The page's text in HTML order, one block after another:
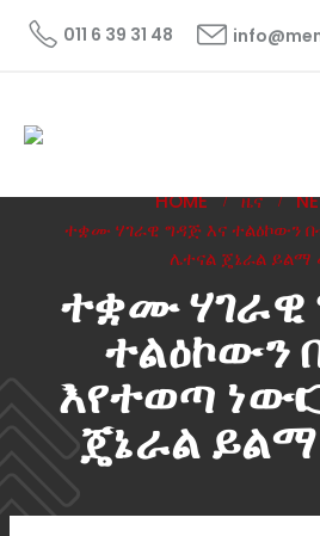
011 6 39 31 48
HOME ዜና
ተቋሙ ሃገራዊ ግዳጅ እና ተልዕኮውን
ሌተናል ጄኔራል ይልማ
ተቋሙ ሃገራዊ
ተልዕኮውን
እየተወጣ
ጄኔራል